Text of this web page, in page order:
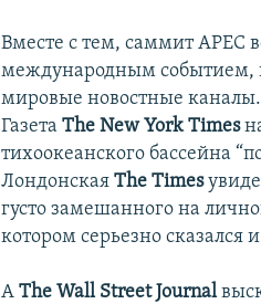
Вместе с тем, саммит АРЕС
международным событием,
мировые новостные каналы.
ГазетаThe New York Times
тихоокеанского бассейна
ЛондонскаяThe Times
густо замешанного на
котором серьезно сказался
АThe Wall Street Journal